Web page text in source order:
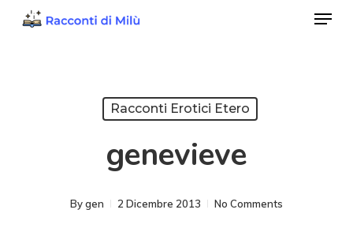
Menu
Racconti Erotici Etero
genevieve
Bygen 2 Dicembre 2013 No Comments